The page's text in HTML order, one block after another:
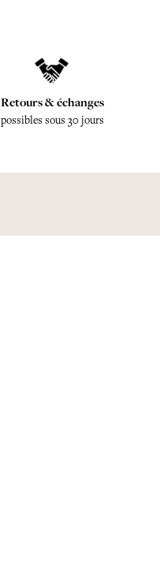
Retours & échanges
possibles sous 30 jours